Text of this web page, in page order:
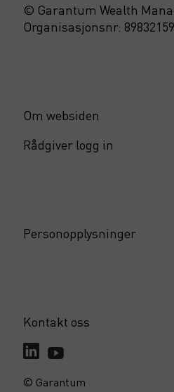
© Garantum Wealth
Organisasjonsnr:
Om websiden
Rådgiver logg in
Personopplysninger
Kontakt oss
© Garantum